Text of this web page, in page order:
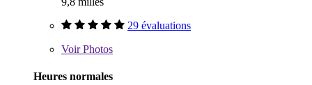
29 évaluations
VoirPhotos
Heures normales